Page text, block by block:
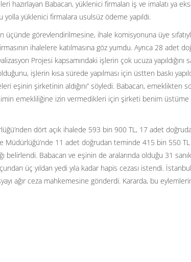
Babacan, yüklenici firmaları iş ve imalatı ya
yüklenici firmalara usulsüz ödeme yapıldı.
görevlendirilmesine, ihale komisyonuna üye
ihalelere katılmasına göz yumdu. Ayrıca 28 adet
Projesi kapsamındaki işlerin çok ucuza yapıldığını
işlerin kısa sürede yapılması için üstten baskı
eşinin şirketinin aldığını” söyledi. Babacan, emeklikten
emekliliğine izin vermedikleri için şirketi benim
dört açık ihalede 593 bin 900 TL, 17 adet
Müdürlüğü’nde 11 adet doğrudan teminde 415 bin 550 TL
belirlendi. Babacan ve eşinin de aralarında olduğu 31
üç yıldan yedi yıla kadar hapis cezası istendi.
ağır ceza mahkemesine gönderdi. Kararda, bu